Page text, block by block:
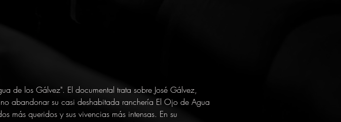
de los Gálvez". El documental trata sobre José Gálvez,
abandonar su casi deshabitada ranchería El Ojo de Agua
más queridos y sus vivencias más intensas. En su